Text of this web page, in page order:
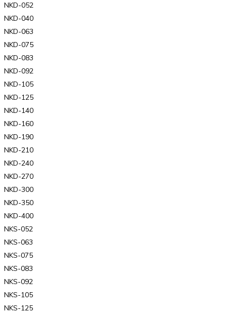
NKD-052
NKD-040
NKD-063
NKD-075
NKD-083
NKD-092
NKD-105
NKD-125
NKD-140
NKD-160
NKD-190
NKD-210
NKD-240
NKD-270
NKD-300
NKD-350
NKD-400
NKS-052
NKS-063
NKS-075
NKS-083
NKS-092
NKS-105
NKS-125